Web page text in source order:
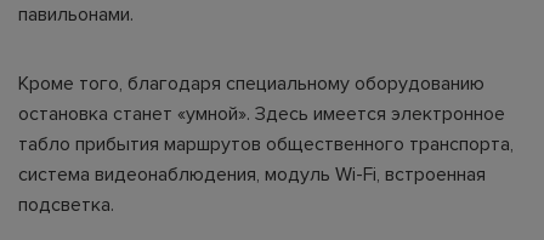
павильонами.
Кроме того, благодаря специальному оборудованию
остановка станет «умной». Здесь имеется электронное
табло прибытия маршрутов общественного транспорта,
система видеонаблюдения, модуль Wi-Fi, встроенная
подсветка.